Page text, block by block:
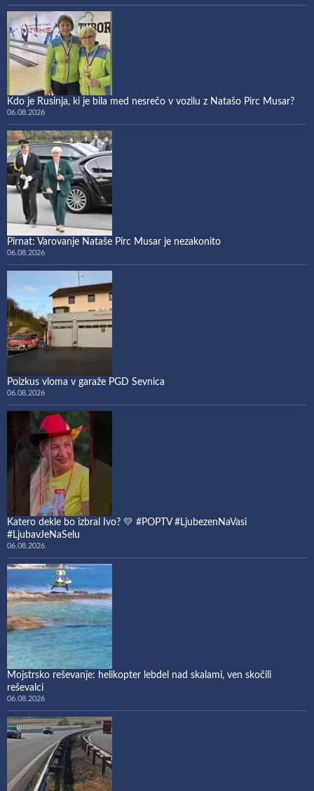
Kdo je Rusinja, ki je bila med nesrečo v vozilu z Natašo Pirc Musar?
06.08.2026
Pirnat: Varovanje Nataše Pirc Musar je nezakonito
06.08.2026
Poizkus vloma v garaže PGD Sevnica
06.08.2026
Katero dekle bo izbral Ivo? 💛 #POPTV #LjubezenNaVasi
#LjubavJeNaSelu
06.08.2026
Mojstrsko reševanje: helikopter lebdel nad skalami, ven skočili
reševalci
06.08.2026